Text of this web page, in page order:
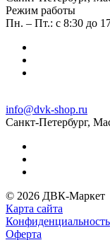
Режим работы
Пн. – Пт.: с 8:30 до
info@dvk-shop.ru
Санкт-Петербург,
© 2026 ДВК-Маркет
Карта сайта
Конфиденциальность
Оферта